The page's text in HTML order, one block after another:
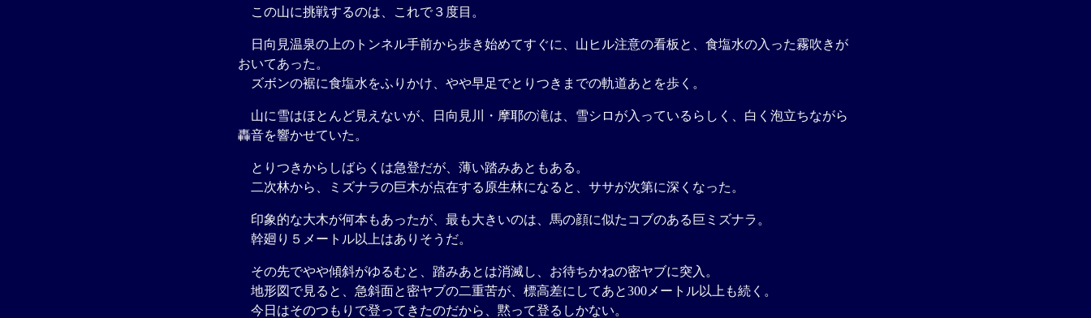
この山に挑戦するのは、これで３度目。
日向見温泉の上のトンネル手前から歩き始めてすぐに、山ヒル注意の看板と、食塩水の入った霧吹きが
おいてあった。
ズボンの裾に食塩水をふりかけ、やや早足でとりつきまでの軌道あとを歩く。
山に雪はほとんど見えないが、日向見川・摩耶の滝は、雪シロが入っているらしく、白く泡立ちながら
轟音を響かせていた。
とりつきからしばらくは急登だが、薄い踏みあともある。
二次林から、ミズナラの巨木が点在する原生林になると、ササが次第に深くなった。
印象的な大木が何本もあったが、最も大きいのは、馬の顔に似たコブのある巨ミズナラ。
幹廻り５メートル以上はありそうだ。
その先でやや傾斜がゆるむと、踏みあとは消滅し、お待ちかねの密ヤブに突入。
地形図で見ると、急斜面と密ヤブの二重苦が、標高差にしてあと300メートル以上も続く。
今日はそのつもりで登ってきたのだから、黙って登るしかない。